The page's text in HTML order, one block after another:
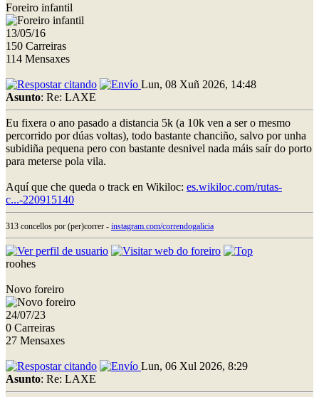
Foreiro infantil
13/05/16
150 Carreiras
114 Mensaxes
Lun, 08 Xuñ 2026, 14:48
Asunto: Re: LAXE
Eu fixera o ano pasado a distancia 5k (a 10k ven a ser o mesmo
percorrido por dúas voltas), todo bastante chanciño, salvo por unha
subidiña pequena pero con bastante desnivel nada máis saír do porto
para meterse pola vila.
Aquí que che queda o track en Wikiloc: es.wikiloc.com/rutas-
c...-220915140
313 concellos por (per)correr - instagram.com/correndogalicia
roohes
Novo foreiro
24/07/23
0 Carreiras
27 Mensaxes
Lun, 06 Xul 2026, 8:29
Asunto: Re: LAXE